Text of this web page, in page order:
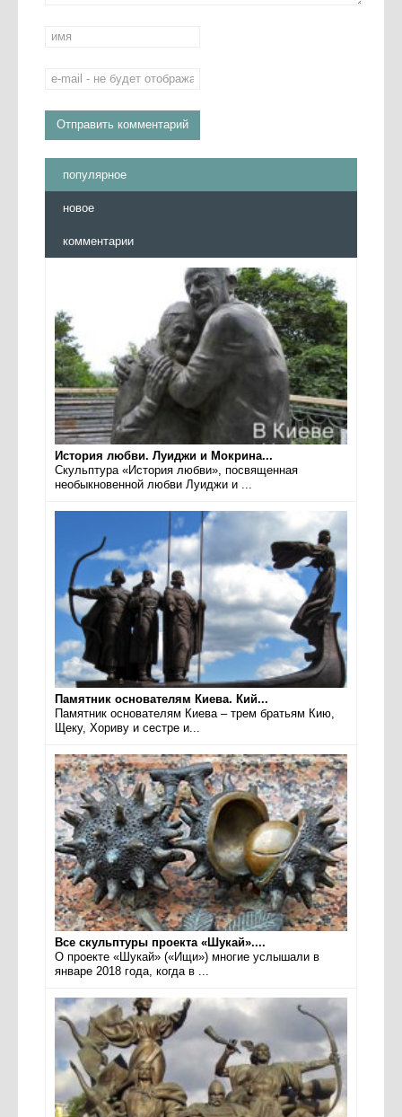
популярное
новое
комментарии
История любви. Луиджи и Мокрина...
Скульптура «История любви», посвященная
необыкновенной любви Луиджи и ...
Памятник основателям Киева. Кий...
Памятник основателям Киева – трем братьям Кию,
Щеку, Хориву и сестре и...
Все скульптуры проекта «Шукай»....
О проекте «Шукай» («Ищи») многие услышали в
январе 2018 года, когда в ...